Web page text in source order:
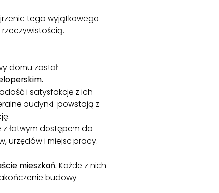
tego wyjątkowego
domu został
i satysfakcję z ich
budynki powstają z
z łatwym dostępem do
urzędów i miejsc pracy.
mieszkań. Każde z nich
budowy